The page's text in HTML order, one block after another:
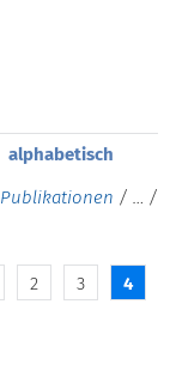
alphabetisch
Publikationen / … /
2 3 4